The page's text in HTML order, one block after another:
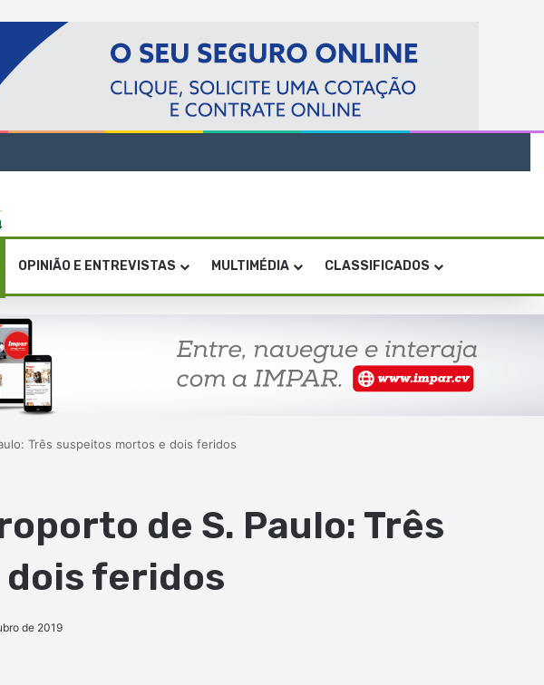
Artificial
OPINIÃO E ENTREVISTAS MULTIMÉDIA CLASSIFICADOS
Três suspeitos mortos e dois feridos
de S. Paulo: Três
feridos
de 2019